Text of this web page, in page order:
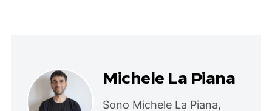
Michele La Piana
Sono Michele La Piana,